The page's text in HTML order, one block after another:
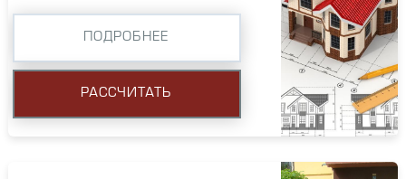
ПОДРОБНЕЕ
РАССЧИТАТЬ